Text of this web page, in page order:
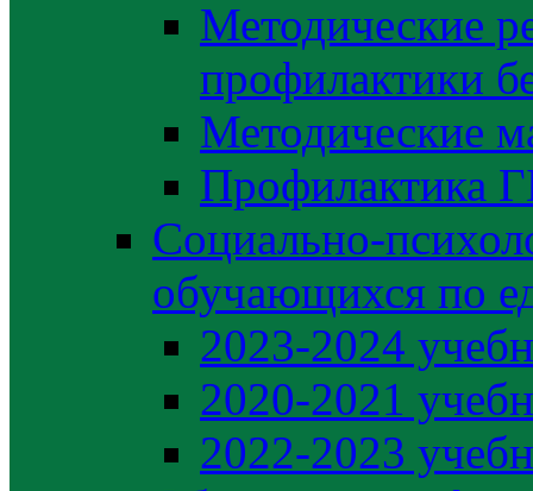
Методические
профилактики
Методические
Социально-
обучающихся по
2023-2024
2020-2021
2022-2023